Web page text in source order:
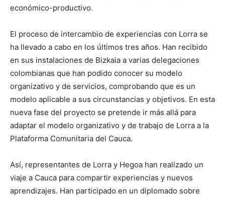
económico-productivo.
El proceso de intercambio de experiencias con Lorra se
ha llevado a cabo en los últimos tres años. Han recibido
en sus instalaciones de Bizkaia a varias delegaciones
colombianas que han podido conocer su modelo
organizativo y de servicios, comprobando que es un
modelo aplicable a sus circunstancias y objetivos. En esta
nueva fase del proyecto se pretende ir más allá para
adaptar el modelo organizativo y de trabajo de Lorra a la
Plataforma Comunitaria del Cauca.
Así, representantes de Lorra y Hegoa han realizado un
viaje a Cauca para compartir experiencias y nuevos
aprendizajes. Han participado en un diplomado sobre